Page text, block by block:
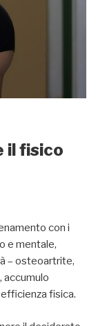
il fisico
con i
e mentale,
– osteoartrite,
accumulo
fisica.